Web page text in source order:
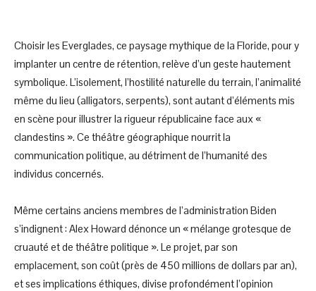
Choisir les Everglades, ce paysage mythique de la Floride, pour y
implanter un centre de rétention, relève d’un geste hautement
symbolique. L’isolement, l’hostilité naturelle du terrain, l’animalité
même du lieu (alligators, serpents), sont autant d’éléments mis
en scène pour illustrer la rigueur républicaine face aux «
clandestins ». Ce théâtre géographique nourrit la
communication politique, au détriment de l’humanité des
individus concernés.
Même certains anciens membres de l’administration Biden
s’indignent : Alex Howard dénonce un « mélange grotesque de
cruauté et de théâtre politique ». Le projet, par son
emplacement, son coût (près de 450 millions de dollars par an),
et ses implications éthiques, divise profondément l’opinion